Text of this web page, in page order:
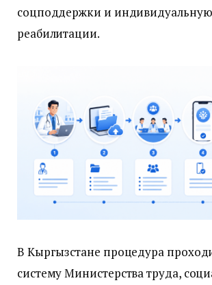
соцподдержки и
реабилитации.
В Кыргызстане процедура
систему Министерства труда,